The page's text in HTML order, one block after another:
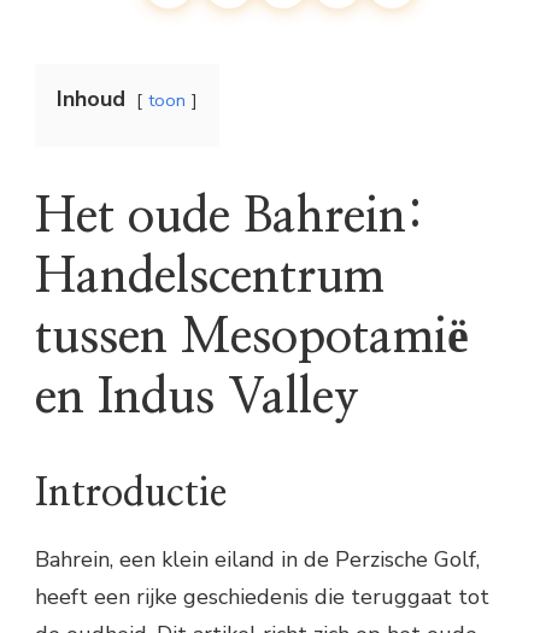
Inhoud toon
Het oude Bahrein:
Handelscentrum
tussen Mesopotamië
en Indus Valley
Introductie
Bahrein, een klein eiland in de Perzische Golf,
heeft een rijke geschiedenis die teruggaat tot